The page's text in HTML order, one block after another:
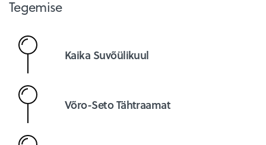
Tegemise
Kaika Suvõülikuul
Võro-Seto Tähtraamat